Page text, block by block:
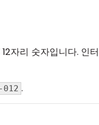
자리 숫자입니다. 인
012 .